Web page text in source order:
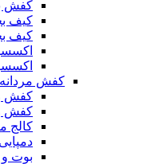
کفش
کیف
کیف
کفش مردانه
کفش
کفش
کالج
بوت و